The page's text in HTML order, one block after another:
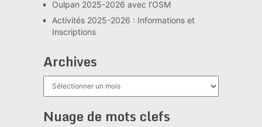
Oulpan 2025-2026 avec l’OSM
Activités 2025-2026 : Informations et
Inscriptions
Archives
Archives
Nuage de mots clefs